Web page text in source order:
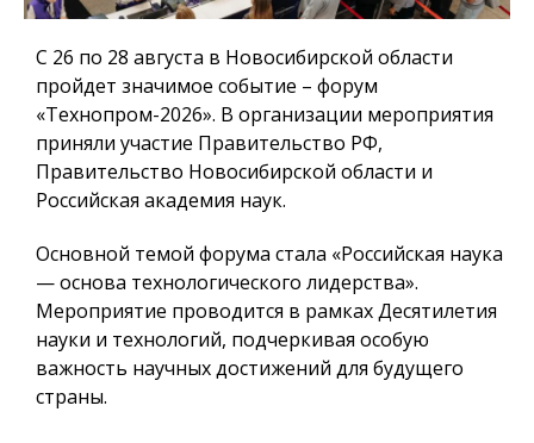
С 26 по 28 августа в Новосибирской области
пройдет значимое событие – форум
«Технопром-2026». В организации мероприятия
приняли участие Правительство РФ,
Правительство Новосибирской области и
Российская академия наук.
Основной темой форума стала «Российская наука
— основа технологического лидерства».
Мероприятие проводится в рамках Десятилетия
науки и технологий, подчеркивая особую
важность научных достижений для будущего
страны.